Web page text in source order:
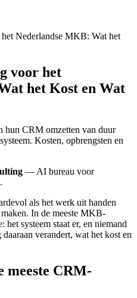
Nederlandse MKB: Wat het
voor het
het Kost en Wat
hun CRM omzetten van duur
Kosten, opbrengsten en
— AI bureau voor
als het werk uit handen
In de meeste MKB-
het systeem staat er, en niemand
verandert, wat het kost en
meeste CRM-